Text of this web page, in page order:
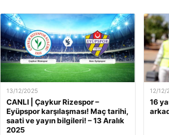
13/12/2025
CANLI | Çaykur Rizespor –
Eyüpspor karşılaşması! Maç tarihi,
saati ve yayın bilgileri! – 13 Aralık
2025
12/12/
16